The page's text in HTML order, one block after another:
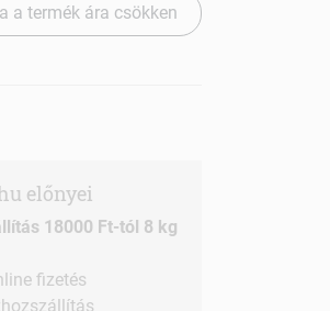
a termék ára csökken
előnyei
18000 Ft-tól 8 kg
fizetés